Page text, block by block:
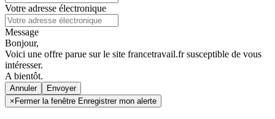
Votre adresse électronique
Message
Bonjour,
Voici une offre parue sur le site francetravail.fr susceptible de vous
intéresser.
A bientôt.
Annuler
× Fermer la fenêtre Enregistrer mon alerte